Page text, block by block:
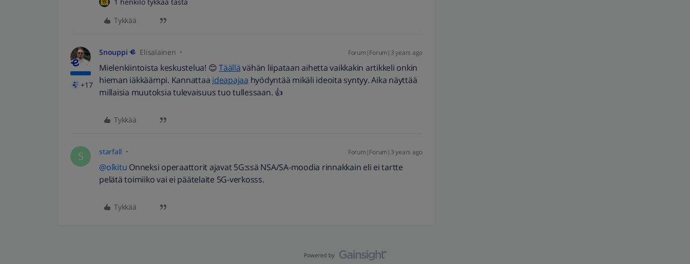
Tykkää
+17
Snouppi Elisalainen Forum|Forum|3 years ago
Mielenkiintoista keskustelua! 😊Täällävähän liipataan aihetta vaikkakin artikkeli onkin
hieman iäkkäämpi. Kannattaa ideapajaa hyödyntää mikäli ideoita syntyy. Aika näyttää
millaisia muutoksia tulevaisuus tuo tullessaan. 👍
Tykkää
S starfall Forum|Forum|3 years ago
@olkitu Onneksi operaattorit ajavat 5G:ssä NSA/SA-moodia rinnakkain eli ei tartte
pelätä toimiiko vai ei päätelaite 5G-verkosss.
Tykkää